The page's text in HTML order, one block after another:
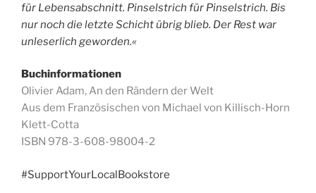
für Lebensabschnitt. Pinselstrich für Pinselstrich. Bis
nur noch die letzte Schicht übrig blieb. Der Rest war
unleserlich geworden.«
Buchinformationen
Olivier Adam, An den Rändern der Welt
Aus dem Französischen von Michael von Killisch-Horn
Klett-Cotta
ISBN 978-3-608-98004-2
#SupportYourLocalBookstore